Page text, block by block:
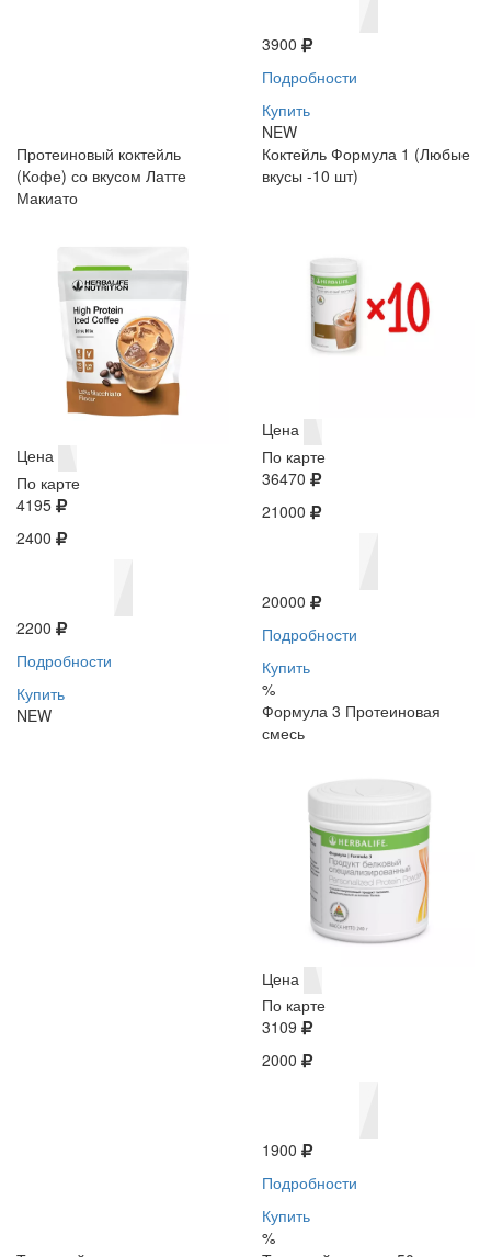
3900
Подробности
Купить
NEW
Протеиновый коктейль
(Кофе) со вкусом Латте
Макиато
Цена
По карте
4195
2400
2200
Подробности
Купить
NEW
Коктейль Формула 1 (Любые
вкусы -10 шт)
Цена
По карте
36470
21000
20000
Подробности
Купить
%
Формула 3 Протеиновая
смесь
Цена
По карте
3109
2000
1900
Подробности
Купить
%